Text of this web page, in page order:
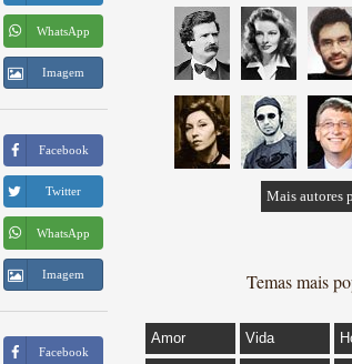
WhatsApp
Imagem
Facebook
Twitter
WhatsApp
Imagem
Facebook
Mais autores
Temas mais
Amor Vida